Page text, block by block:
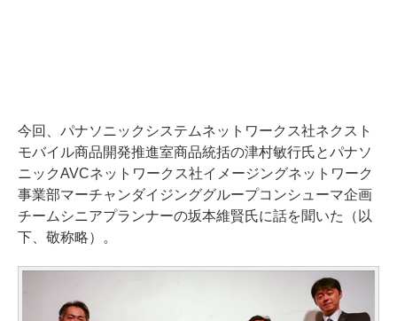
今回、パナソニックシステムネットワークス社ネクスト
モバイル商品開発推進室商品統括の津村敏行氏とパナソ
ニックAVCネットワークス社イメージングネットワーク
事業部マーチャンダイジンググループコンシューマ企画
チームシニアプランナーの坂本維賢氏に話を聞いた（以
下、敬称略）。